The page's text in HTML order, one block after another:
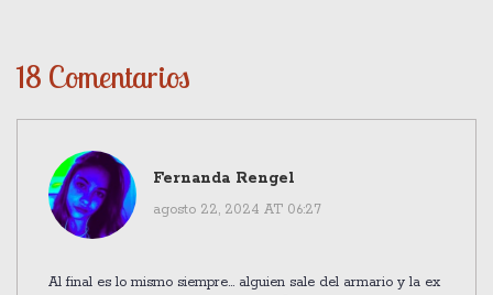
18 Comentarios
Fernanda Rengel
agosto 22, 2024 AT 06:27
Al final es lo mismo siempre... alguien sale del armario y la ex